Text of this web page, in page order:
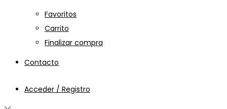
Favoritos
Carrito
Finalizar compra
Contacto
Acceder / Registro